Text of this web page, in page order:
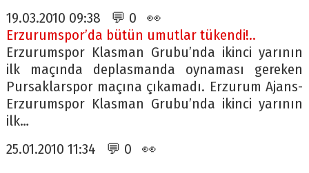
19.03.2010 09:38 💬 0 👀
Erzurumspor’da bütün umutlar tükendi!..
Erzurumspor Klasman Grubu’nda ikinci yarının
ilk maçında deplasmanda oynaması gereken
Pursaklarspor maçına çıkamadı. Erzurum Ajans-
Erzurumspor Klasman Grubu’nda ikinci yarının
ilk…
25.01.2010 11:34 💬 0 👀